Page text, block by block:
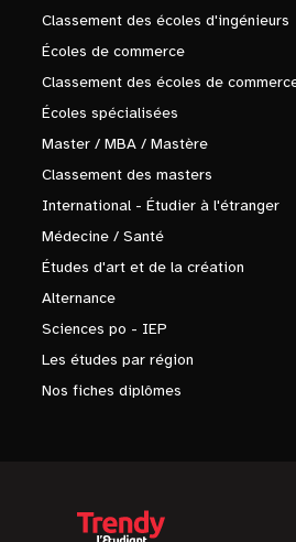
Classement des écoles d'ingénieurs
Écoles de commerce
Classement des écoles de
Écoles spécialisées
Master / MBA / Mastère
Classement des masters
International - Étudier à l'étranger
Médecine / Santé
Études d'art et de la création
Alternance
Sciences po - IEP
Les études par région
Nos fiches diplômes